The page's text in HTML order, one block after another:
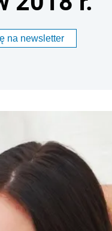
na newsletter